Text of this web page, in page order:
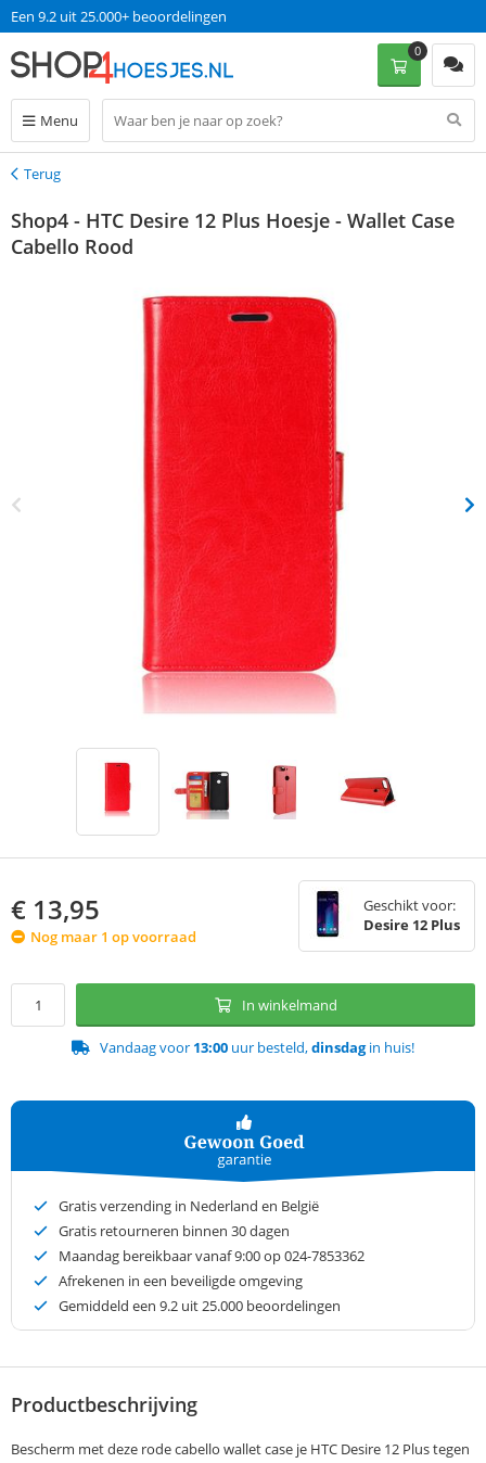
Een 9.2 uit 25.000+ beoordelingen
Menu
0
Terug
Terug
Shop4 - HTC Desire 12 Plus Hoesje - Wallet Case
Cabello Rood
€ 13,95
Nog maar 1 op voorraad
Geschikt voor:
Desire 12 Plus
In winkelmand
Vandaag voor 13:00 uur besteld,dinsdagin huis!
Gratis verzending in Nederland en België
Gratis retourneren binnen 30 dagen
Maandag bereikbaar vanaf 9:00 op 024-7853362
Afrekenen in een beveiligde omgeving
Gemiddeld een 9.2 uit 25.000 beoordelingen
Productbeschrijving
Bescherm met deze rode cabello wallet case je HTC Desire 12 Plus tegen